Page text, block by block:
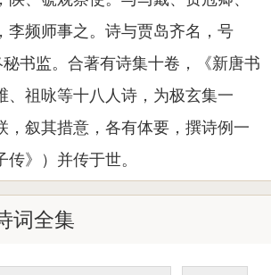
李频师事之。诗与贾岛齐名，号
秘书监。合著有诗集十卷，《新唐书
、祖咏等十八人诗，为极玄集一
，叙其措意，各有体要，撰诗例一
》）并传于世。
词全集